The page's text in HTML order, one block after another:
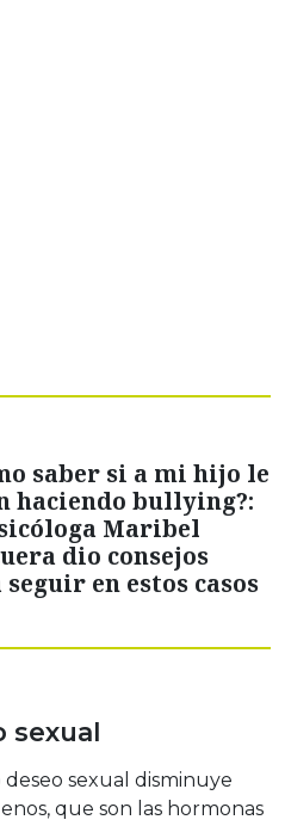
saber si a mi hijo le
haciendo bullying?:
Maribel
dio consejos
en estos casos
sexual
deseo sexual disminuye
que son las hormonas